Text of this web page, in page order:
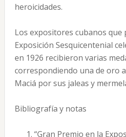
heroicidades.
Los expositores cubanos
Exposición Sesquicentenial
en 1926 recibieron varias
correspondiendo una de oro
Maciá por sus jaleas y
Bibliografía y notas
“Gran Premio en la